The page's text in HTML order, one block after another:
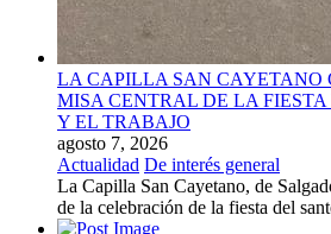
LA CAPILLA SAN CAYETANO
MISA CENTRAL DE LA
Y EL TRABAJO
agosto 7, 2026
Actualidad De interés general
La Capilla San Cayetano, de
de la celebración de la fiesta del